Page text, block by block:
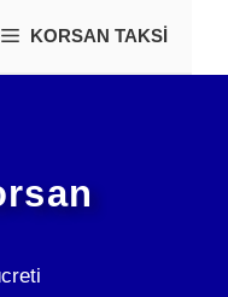
KORSAN TAKSI